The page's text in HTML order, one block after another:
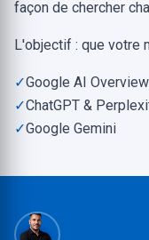
façon de chercher
L'objectif : que votre
✓Google AI
✓ChatGPT &
✓Google Gemini